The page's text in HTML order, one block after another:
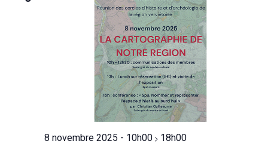
8 novembre 2025 - 10h00> 18h00